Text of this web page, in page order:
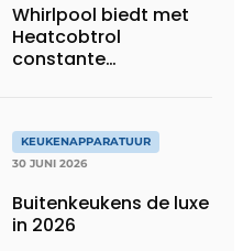
Whirlpool biedt met
Heatcobtrol
constante
KEUKENAPPARATUUR
30 JUNI 2026
Buitenkeukens de luxe
in 2026